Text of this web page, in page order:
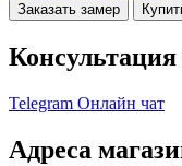
Заказать замер
Консультация
Telegram Онлайн чат
Адреса